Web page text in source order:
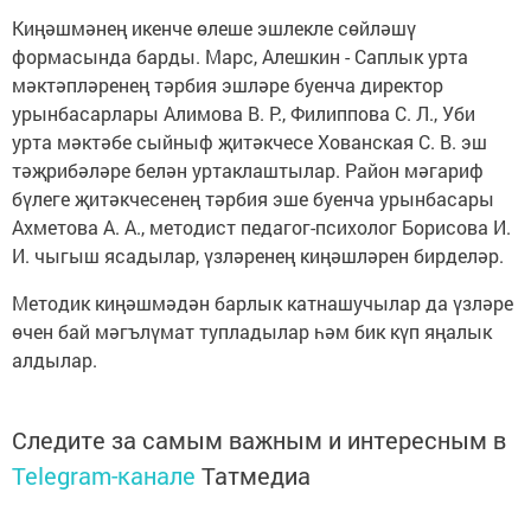
Киңәшмәнең икенче өлеше эшлекле сөйләшү
формасында барды. Марс, Алешкин - Саплык урта
мәктәпләренең тәрбия эшләре буенча директор
урынбасарлары Алимова В. Р., Филиппова С. Л., Уби
урта мәктәбе сыйныф җитәкчесе Хованская С. В. эш
тәҗрибәләре белән уртаклаштылар. Район мәгариф
бүлеге җитәкчесенең тәрбия эше буенча урынбасары
Ахметова А. А., методист педагог-психолог Борисова И.
И. чыгыш ясадылар, үзләренең киңәшләрен бирделәр.
Методик киңәшмәдән барлык катнашучылар да үзләре
өчен бай мәгълүмат тупладылар һәм бик күп яңалык
алдылар.
Следите за самым важным и интересным в
Telegram-канале Татмедиа